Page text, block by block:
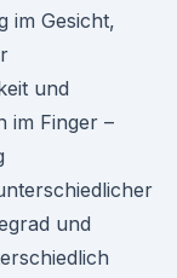
im Gesicht,
und
im Finger –
und